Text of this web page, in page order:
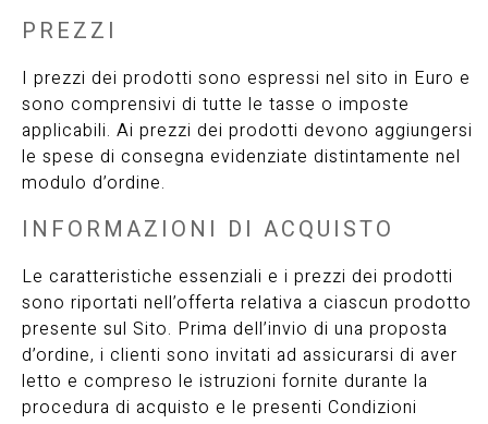
PREZZI
I prezzi dei prodotti sono espressi nel sito in Euro e
sono comprensivi di tutte le tasse o imposte
applicabili. Ai prezzi dei prodotti devono aggiungersi
le spese di consegna evidenziate distintamente nel
modulo d’ordine.
INFORMAZIONI DI ACQUISTO
Le caratteristiche essenziali e i prezzi dei prodotti
sono riportati nell’offerta relativa a ciascun prodotto
presente sul Sito. Prima dell’invio di una proposta
d’ordine, i clienti sono invitati ad assicurarsi di aver
letto e compreso le istruzioni fornite durante la
procedura di acquisto e le presenti Condizioni